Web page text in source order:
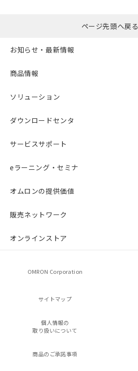
ページ先頭へ戻る
お知らせ・最新情報
商品情報
ソリューション
ダウンロードセンタ
サービスサポート
eラーニング・セミナ
オムロンの提供価値
販売ネットワーク
オンラインストア
OMRON Corporation
サイトマップ
個人情報の
取り扱いについて
商品のご承諾事項